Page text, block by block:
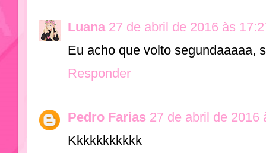
Luana 27 de abril de 2016 às
Eu acho que volto segundaaaaa,
Responder
Pedro Farias 27 de abril de 2016
Kkkkkkkkkkk